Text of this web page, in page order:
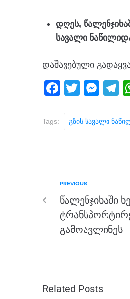
დღეს,
სავალი
დაშავებული
F
o
k
T
tt
M
ss
T
e
Tags: Გზის Სავალი
PREVIOUS
წალენჯიხაში
გამოავლინეს
Related Posts